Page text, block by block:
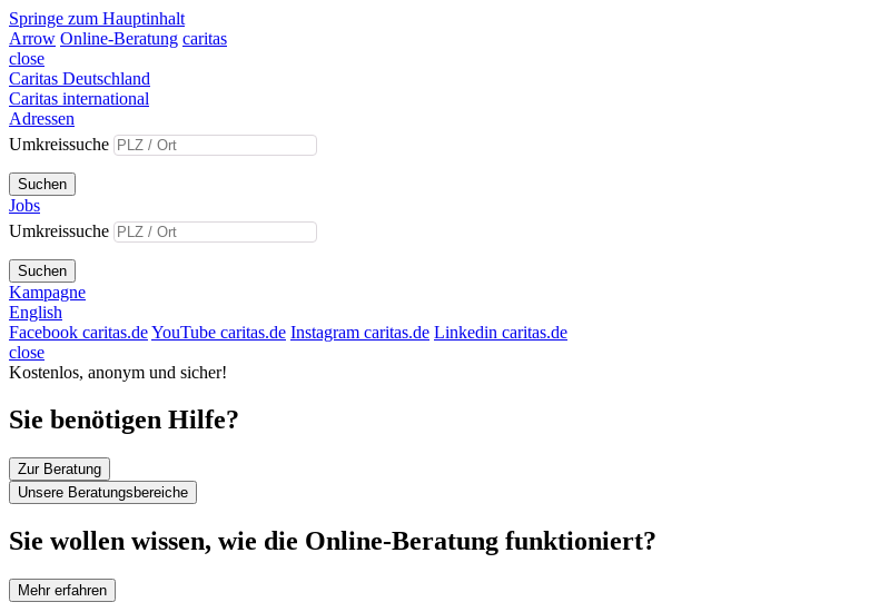
Springe zum Hauptinhalt
Arrow Online-Beratung caritas
close
Caritas Deutschland
Caritas international
Adressen
Umkreissuche
Suchen
Jobs
Umkreissuche
Suchen
Kampagne
English
Facebook caritas.deYouTube caritas.de Instagram caritas.de Linkedin caritas.de
close
Kostenlos, anonym und sicher!
Sie benötigen Hilfe?
Zur Beratung
Unsere Beratungsbereiche
Sie wollen wissen, wie die Online-Beratung funktioniert?
Mehr erfahren